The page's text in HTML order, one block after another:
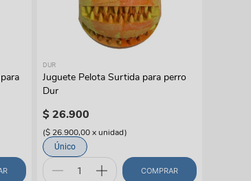
DUR
Juguete Pelota Surtida para perro
Dur
$26.900
($ 26.900,00xunidad)
Único
COMPRAR